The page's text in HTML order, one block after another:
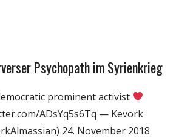
Psychopath im Syrienkrieg
prominent activist
ADsYq5s6Tq — Kevork
24. November 2018